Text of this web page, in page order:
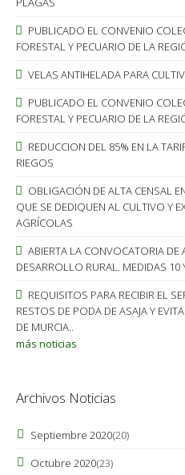
PUBLICADO EL CONVENIO
FORESTAL Y PECUARIO DE LA
VELAS ANTIHELADA PARA
PUBLICADO EL CONVENIO
FORESTAL Y PECUARIO DE LA
REDUCCION DEL 85% EN LA
RIEGOS
OBLIGACIÓN DE ALTA CENSAL
QUE SE DEDIQUEN AL CULTIVO Y
AGRÍCOLAS
ABIERTA LA CONVOCATORIA
DESARROLLO RURAL. MEDIDAS 10
REQUISITOS PARA RECIBIR EL
RESTOS DE PODA DE ASAJA Y
DE MURCIA..
más noticias
Archivos Noticias
Septiembre 2020(20)
Octubre 2020(23)